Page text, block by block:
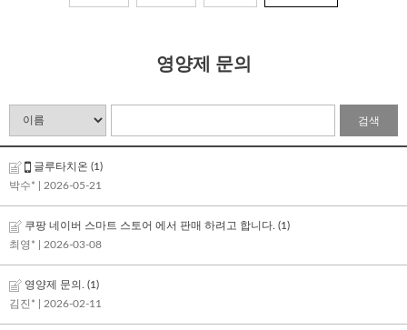
영양제 문의
검색
글루타치온 (1)
박수*
| 2026-05-21
쿠팡 네이버 스마트 스토어 에서 판매 하려고 합니다. (1)
최영*
| 2026-03-08
영양제 문의. (1)
김진*
| 2026-02-11